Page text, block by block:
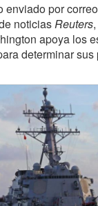
enviado por
noticiasReuters
apoya los
determinar